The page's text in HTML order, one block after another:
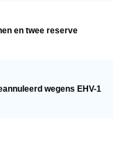
en twee reserve
wegens EHV-1